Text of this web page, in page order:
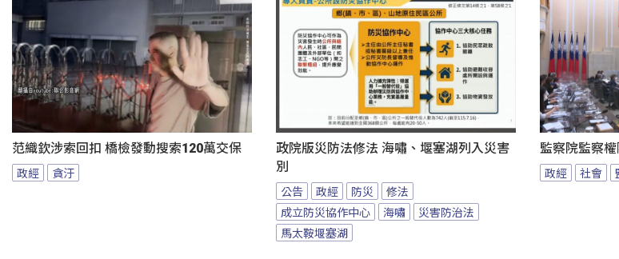
范織欽涉索回扣 橋檢發動搜索120萬交保
政經 貪汙
政院版災防法修法 海嘯、堰塞湖列入災害
別
公告 政經 防災
修法
成立防災協作中心
海嘯
災害防治法
馬太鞍堰塞湖
監察院監察
政經 社會